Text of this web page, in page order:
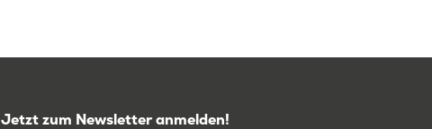
Jetzt zum Newsletter anmelden!